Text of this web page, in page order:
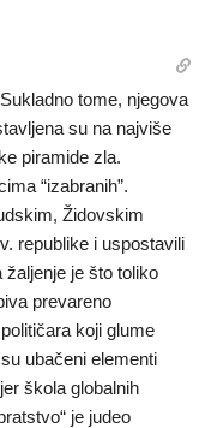
tome, njegova
su na najviše
piramide zla.
“izabranih”.
Židovskim
republike i uspostavili
je što toliko
prevareno
koji glume
ubačeni elementi
škola globalnih
je judeo